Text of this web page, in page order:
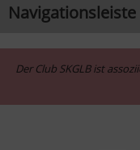
Navigationsleiste
Der Club SKGLB ist